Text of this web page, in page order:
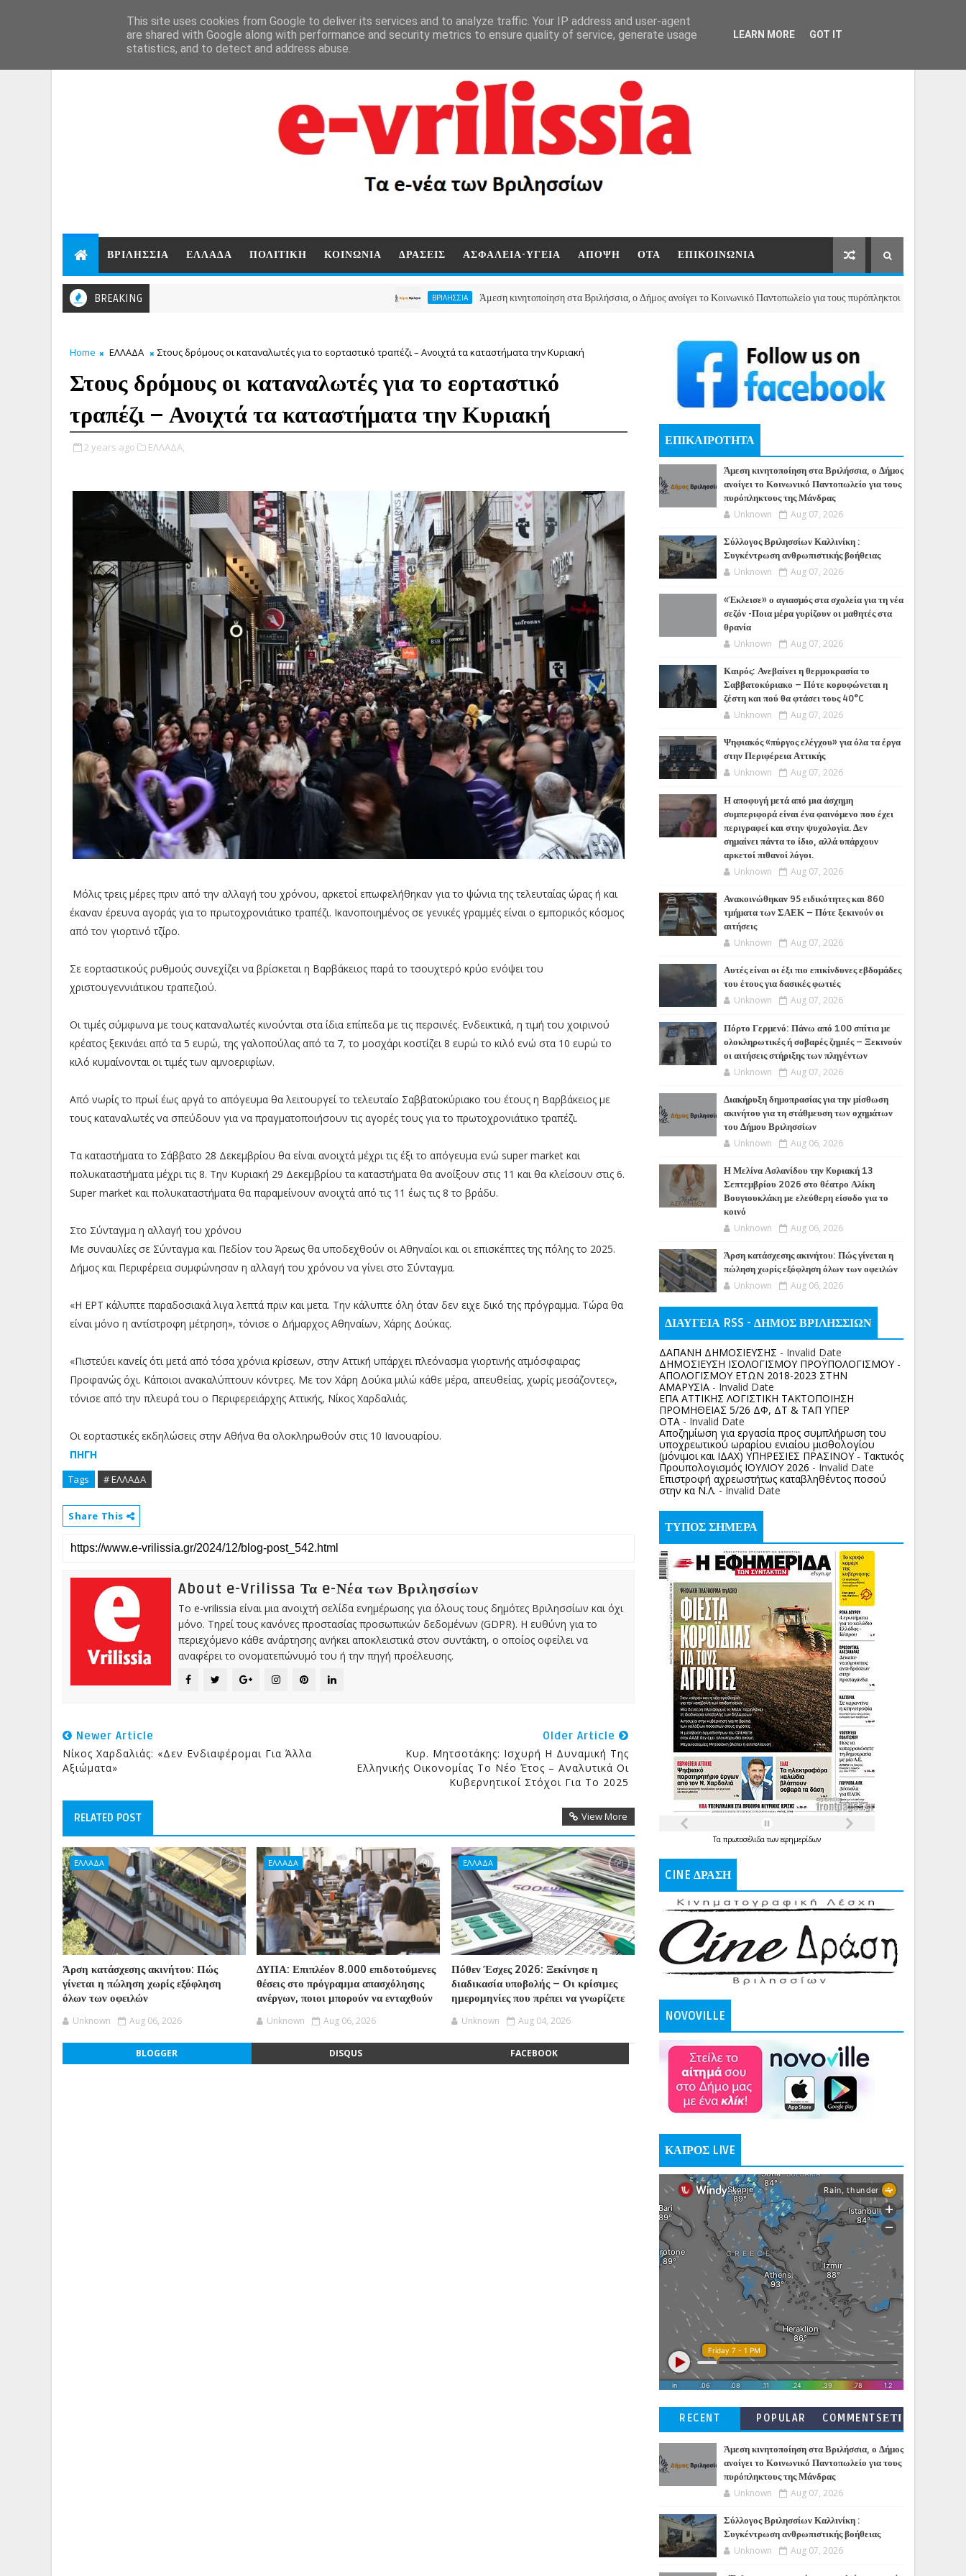
ΒΡΙΛΗΣΣΙΑ ΕΛΛΑΔΑ ΠΟΛΙΤΙΚΗ ΚΟΙΝΩΝΙΑ ΔΡΑΣΕΙΣ ΑΣΦΑΛΕΙΑ-ΥΓΕΙΑ ΑΠΟΨΗ ΟΤΑ ΕΠΙΚΟΙΝΩΝΙΑ
BREAKING ΒΡΙΛΗΣΣΙΑ Άμεση κινητοποίηση στα Βριλήσσια, ο Δήμος ανοίγει το Κοινωνικό Παντοπωλείο για τους πυρόπληκτους της Μάνδρας
Home ΕΛΛΑΔΑ Στους δρόμους οι καταναλωτές για το εορταστικό τραπέζι – Ανοιχτά τα καταστήματα την Κυριακή
Στους δρόμους οι καταναλωτές για το εορταστικό
τραπέζι – Ανοιχτά τα καταστήματα την Κυριακή
2 years ago ΕΛΛΑΔΑ,
Μόλις τρεις μέρες πριν από την αλλαγή του χρόνου, αρκετοί επωφελήθηκαν για το ψώνια της τελευταίας ώρας ή και
έκαναν έρευνα αγοράς για το πρωτοχρονιάτικο τραπέζι. Ικανοποιημένος σε γενικές γραμμές είναι ο εμπορικός κόσμος
από τον γιορτινό τζίρο.
Σε εορταστικούς ρυθμούς συνεχίζει να βρίσκεται η Βαρβάκειος παρά το τσουχτερό κρύο ενόψει του
χριστουγεννιάτικου τραπεζιού.
Οι τιμές σύμφωνα με τους καταναλωτές κινούνται στα ίδια επίπεδα με τις περσινές. Ενδεικτικά, η τιμή του χοιρινού
κρέατος ξεκινάει από τα 5 ευρώ, της γαλοπούλας από τα 7, το μοσχάρι κοστίζει 8 ευρώ το κιλό ενώ στα 10 ευρώ το
κιλό κυμαίνονται οι τιμές των αμνοεριφίων.
Από νωρίς το πρωί έως αργά το απόγευμα θα λειτουργεί το τελευταίο Σαββατοκύριακο του έτους η Βαρβάκειος με
τους καταναλωτές να σπεύδουν για να πραγματοποιήσουν τις αγορές τους για το πρωτοχρονιάτικο τραπέζι.
Τα καταστήματα το Σάββατο 28 Δεκεμβρίου θα είναι ανοιχτά μέχρι τις έξι το απόγευμα ενώ super market και
πολυκαταστήματα μέχρι τις 8. Την Κυριακή 29 Δεκεμβρίου τα καταστήματα θα ανοίξουν στις 11 και θα κλείσουν στις 6.
Super market και πολυκαταστήματα θα παραμείνουν ανοιχτά από τις 11 έως τις 8 το βράδυ.
Στο Σύνταγμα η αλλαγή του χρόνου
Με συναυλίες σε Σύνταγμα και Πεδίον του Άρεως θα υποδεχθούν οι Αθηναίοι και οι επισκέπτες της πόλης το 2025.
Δήμος και Περιφέρεια συμφώνησαν η αλλαγή του χρόνου να γίνει στο Σύνταγμα.
«Η ΕΡΤ κάλυπτε παραδοσιακά λιγα λεπτά πριν και μετα. Την κάλυπτε όλη όταν δεν ειχε δικό της πρόγραμμα. Τώρα θα
είναι μόνο η αντίστροφη μέτρηση», τόνισε ο Δήμαρχος Αθηναίων, Χάρης Δούκας.
«Πιστεύει κανείς ότι μετά από τόσα χρόνια κρίσεων, στην Αττική υπάρχει πλεόνασμα γιορτινής ατμόσφαιρας;
Προφανώς όχι. Κάποιοι ανακαλύπτουν κόντρες. Με τον Χάρη Δούκα μιλώ κάθε μέρα, απευθείας, χωρίς μεσάζοντες»,
τόνισε από την πλευρά του ο Περιφερειάρχης Αττικής, Νίκος Χαρδαλιάς.
Οι εορταστικές εκδηλώσεις στην Αθήνα θα ολοκληρωθούν στις 10 Ιανουαρίου.
ΠΗΓΗ
Tags # ΕΛΛΑΔΑ
Share This
About e-Vrilissa Τα e-Νέα των Βριλησσίων
Το e-vrilissia είναι μια ανοιχτή σελίδα ενημέρωσης για όλους τους δημότες Βριλησσίων και όχι
μόνο. Τηρεί τους κανόνες προστασίας προσωπικών δεδομένων (GDPR). Η ευθύνη για το
περιεχόμενο κάθε ανάρτησης ανήκει αποκλειστικά στον συντάκτη, ο οποίος οφείλει να
αναφέρει το ονοματεπώνυμό του ή την πηγή προέλευσης.
Newer Article
Νίκος Χαρδαλιάς: «Δεν Ενδιαφέρομαι Για Άλλα
Αξιώματα»
Older Article
Κυρ. Μητσοτάκης: Ισχυρή Η Δυναμική Της
Ελληνικής Οικονομίας Το Νέο Έτος – Αναλυτικά Οι
Κυβερνητικοί Στόχοι Για Το 2025
RELATED POST View More
ΕΛΛΑΔΑ
Άρση κατάσχεσης ακινήτου: Πώς
γίνεται η πώληση χωρίς εξόφληση
όλων των οφειλών
Unknown Aug 06, 2026
ΕΛΛΑΔΑ
ΔΥΠΑ: Επιπλέον 8.000 επιδοτούμενες
θέσεις στο πρόγραμμα απασχόλησης
ανέργων, ποιοι μπορούν να ενταχθούν
Unknown Aug 06, 2026
ΕΛΛΑΔΑ
Πόθεν Έσχες 2026: Ξεκίνησε η
διαδικασία υποβολής – Οι κρίσιμες
ημερομηνίες που πρέπει να γνωρίζετε
Unknown Aug 04, 2026
BLOGGER DISQUS FACEBOOK
ΕΠΙΚΑΙΡΟΤΗΤΑ
Άμεση κινητοποίηση στα Βριλήσσια, ο Δήμος
ανοίγει το Κοινωνικό Παντοπωλείο για τους
πυρόπληκτους της Μάνδρας
Unknown Aug 07, 2026
Σύλλογος Βριλησσίων Καλλινίκη :
Συγκέντρωση ανθρωπιστικής βοήθειας
Unknown Aug 07, 2026
«Έκλεισε» ο αγιασμός στα σχολεία για τη νέα
σεζόν -Ποια μέρα γυρίζουν οι μαθητές στα
θρανία
Unknown Aug 07, 2026
Καιρός: Ανεβαίνει η θερμοκρασία το
Σαββατοκύριακο – Πότε κορυφώνεται η
ζέστη και πού θα φτάσει τους 40°C
Unknown Aug 07, 2026
Ψηφιακός «πύργος ελέγχου» για όλα τα έργα
στην Περιφέρεια Αττικής
Unknown Aug 07, 2026
Η αποφυγή μετά από μια άσχημη
συμπεριφορά είναι ένα φαινόμενο που έχει
περιγραφεί και στην ψυχολογία. Δεν
σημαίνει πάντα το ίδιο, αλλά υπάρχουν
αρκετοί πιθανοί λόγοι.
Unknown Aug 07, 2026
Ανακοινώθηκαν 95 ειδικότητες και 860
τμήματα των ΣΑΕΚ – Πότε ξεκινούν οι
αιτήσεις
Unknown Aug 07, 2026
Αυτές είναι οι έξι πιο επικίνδυνες εβδομάδες
του έτους για δασικές φωτιές
Unknown Aug 07, 2026
Πόρτο Γερμενό: Πάνω από 100 σπίτια με
ολοκληρωτικές ή σοβαρές ζημιές – Ξεκινούν
οι αιτήσεις στήριξης των πληγέντων
Unknown Aug 07, 2026
Διακήρυξη δημοπρασίας για την μίσθωση
ακινήτου για τη στάθμευση των οχημάτων
του Δήμου Βριλησσίων
Unknown Aug 06, 2026
Η Μελίνα Ασλανίδου την Kυριακή 13
Σεπτεμβρίου 2026 στο θέατρο Αλίκη
Βουγιουκλάκη με ελεύθερη είσοδο για το
κοινό
Unknown Aug 06, 2026
Άρση κατάσχεσης ακινήτου: Πώς γίνεται η
πώληση χωρίς εξόφληση όλων των οφειλών
Unknown Aug 06, 2026
ΔΙΑΥΓΕΙΑ RSS - ΔΗΜΟΣ ΒΡΙΛΗΣΣΙΩΝ
ΔΑΠΑΝΗ ΔΗΜΟΣΙΕΥΣΗΣ - Invalid Date
ΔΗΜΟΣΙΕΥΣΗ ΙΣΟΛΟΓΙΣΜΟΥ ΠΡΟΫΠΟΛΟΓΙΣΜΟΥ -
ΑΠΟΛΟΓΙΣΜΟΥ ΕΤΩΝ 2018-2023 ΣΤΗΝ
ΑΜΑΡΥΣΙΑ - Invalid Date
ΕΠΑ ΑΤΤΙΚΗΣ ΛΟΓΙΣΤΙΚΗ ΤΑΚΤΟΠΟΙΗΣΗ
ΠΡΟΜΗΘΕΙΑΣ 5/26 ΔΦ, ΔΤ & ΤΑΠ ΥΠΕΡ
ΟΤΑ - Invalid Date
Αποζημίωση για εργασία προς συμπλήρωση του
υποχρεωτικού ωραρίου ενιαίου μισθολογίου
(μόνιμοι και ΙΔΑΧ) ΥΠΗΡΕΣΙΕΣ ΠΡΑΣΙΝΟΥ - Τακτικός
Προυπολογισμός ΙΟΥΛΙΟΥ 2026 - Invalid Date
Επιστροφή αχρεωστήτως καταβληθέντος ποσoύ
στην κα Ν.Λ. - Invalid Date
ΤΥΠΟΣ ΣΗΜΕΡΑ
Τα πρωτοσέλιδατων εφημερίδων
CINE ΔΡΑΣΗ
NOVOVILLE
ΚΑΙΡΟΣ LIVE
RECENT POPULAR
COMMENTSΕΤΙ
Άμεση κινητοποίηση στα Βριλήσσια, ο Δήμος
ανοίγει το Κοινωνικό Παντοπωλείο για τους
πυρόπληκτους της Μάνδρας
Unknown Aug 07, 2026
Σύλλογος Βριλησσίων Καλλινίκη :
Συγκέντρωση ανθρωπιστικής βοήθειας
Unknown Aug 07, 2026
This site uses cookies from Google to deliver its services and to analyze traffic. Your IP address and user-agent
are shared with Google along with performance and security metrics to ensure quality of service, generate usage
statistics, and to detect and address abuse.
LEARN MORE GOT IT